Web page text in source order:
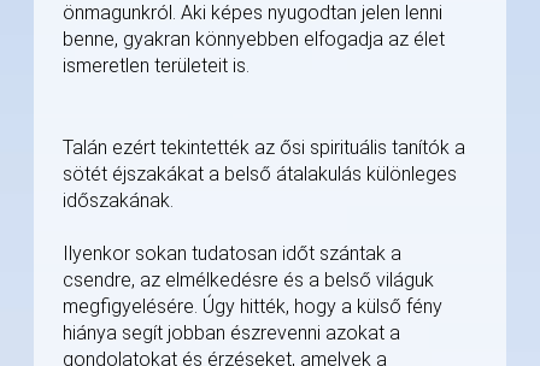
önmagunkról. Aki képes nyugodtan jelen lenni
benne, gyakran könnyebben elfogadja az élet
ismeretlen területeit is.
Talán ezért tekintették az ősi spirituális tanítók a
sötét éjszakákat a belső átalakulás különleges
időszakának.
Ilyenkor sokan tudatosan időt szántak a
csendre, az elmélkedésre és a belső világuk
megfigyelésére. Úgy hitték, hogy a külső fény
hiánya segít jobban észrevenni azokat a
gondolatokat és érzéseket, amelyek a